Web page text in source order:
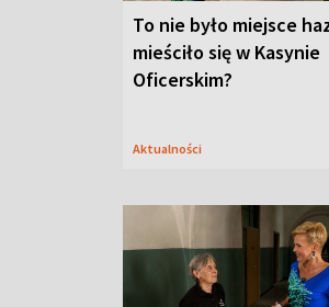
To nie było miejsce
mieściło się w Kasynie
Oficerskim?
Aktualności